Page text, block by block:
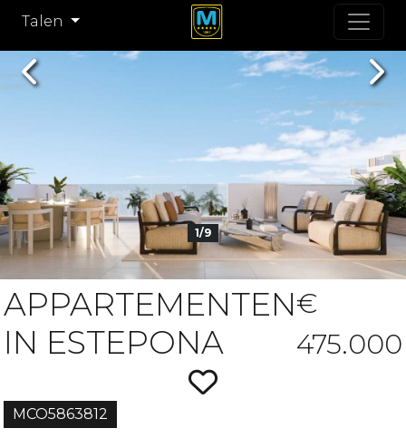
Talen
1/9
Previous
MCO5863812
APPARTEMENTEN
IN ESTEPONA
€
475.000